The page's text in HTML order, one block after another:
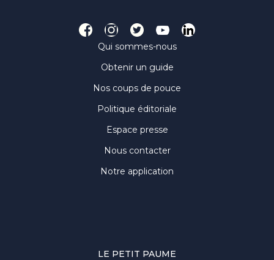
Qui sommes-nous
Obtenir un guide
Nos coups de pouce
Politique éditoriale
Espace presse
Nous contacter
Notre application
LE PETIT PAUME